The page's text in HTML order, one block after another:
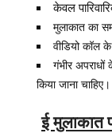
केवल
मुलाकात का
वीडियो कॉल
गंभीर
किया जाना चाहिए।
ई